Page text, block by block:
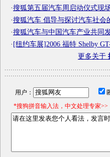
·搜狐第五届汽车周启动仪式现
·搜狐汽车 倡导与探讨汽车社会
·搜狐汽车与中国汽车产业共同
·[纽约车展]2006 福特 Shelby
更多关于
用户：
*搜狗拼音输入法，中文处理专家>>